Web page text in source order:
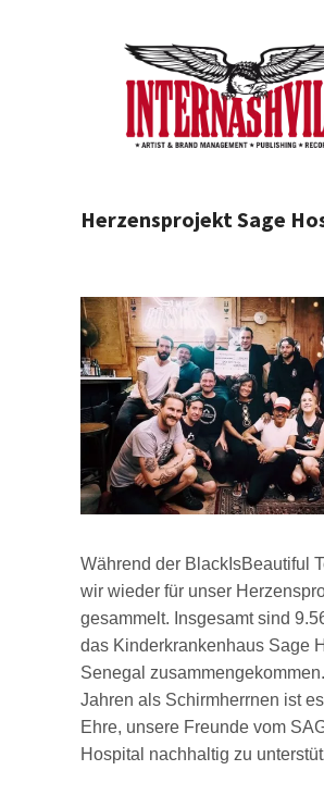
Herzensprojekt Sage
Während der BlackIsBeautiful
wir wieder für unser
gesammelt. Insgesamt sind
das Kinderkrankenhaus Sage
Senegal
Jahren als Schirmherrnen ist
Ehre, unsere Freunde vom
Hospital nachhaltig zu